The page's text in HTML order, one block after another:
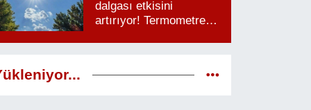
dalgası etkisini
artırıyor! Termometreler